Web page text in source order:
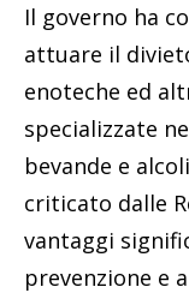
Il governo ha
attuare il
enoteche ed
specializzate
bevande e
criticato dalle
vantaggi
prevenzione e